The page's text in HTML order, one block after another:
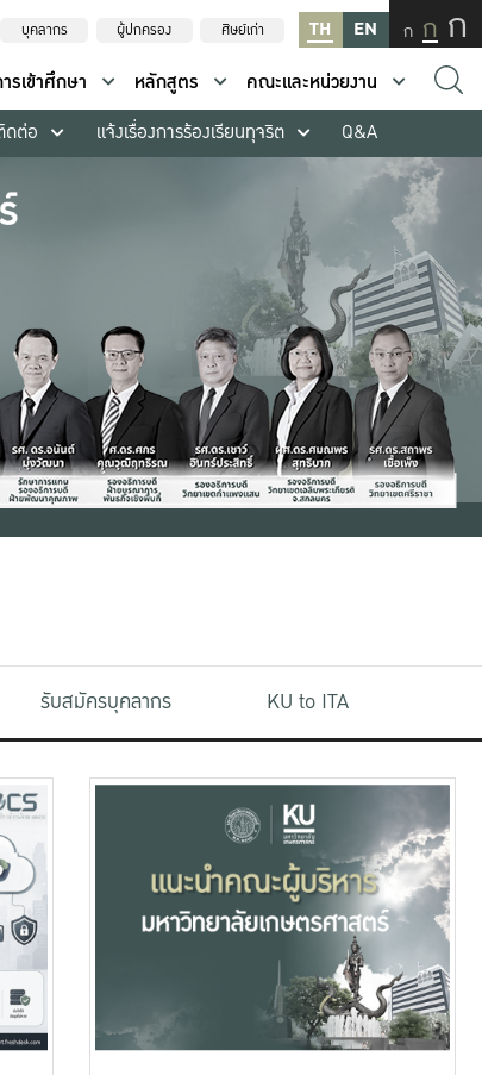
บุคลากร ผู้ปกครอง ศิษย์เก่า TH EN ก ก ก
รเข้าศึกษา หลักสูตร
คณะและหน่วยงาน
ดต่อ แจ้งเรื่องการร้องเรียนทุจริต Q&A
รับสมัครบุคลากร KU to ITA